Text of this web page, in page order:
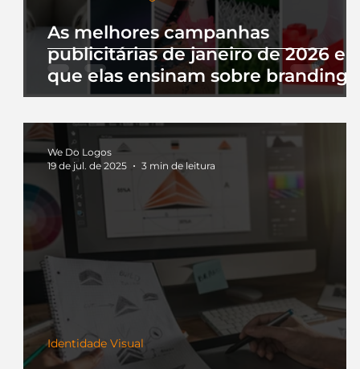
As melhores campanhas
publicitárias de janeiro de 2026 e
que elas ensinam sobre branding
Identidade Visual
We Do Logos
19 de jul. de 2025
3 min de leitura